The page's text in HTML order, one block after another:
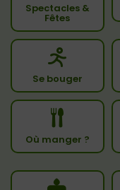
Spectacles &
Fêtes
Se bouger
Où manger ?